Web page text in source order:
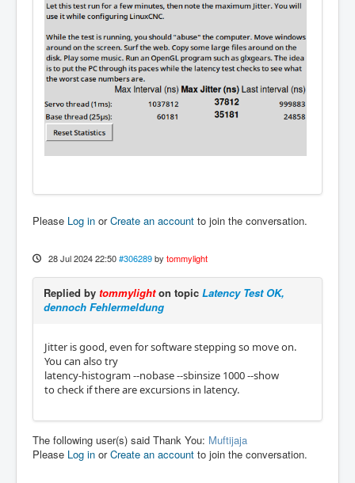
Please Log in orCreate an account to join the conversation.
28 Jul 2024 22:50 #306289 by tommylight
Replied by tommylighton topic Latency Test OK,
dennoch Fehlermeldung
Jitter is good, even for software stepping so move on.
You can also try
latency-histogram --nobase --sbinsize 1000 --show
to check if there are excursions in latency.
The following user(s) said Thank You: Muftijaja
Please Log in orCreate an account to join the conversation.